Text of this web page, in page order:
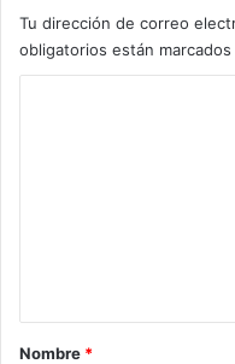
Tu dirección de correo
obligatorios están marcados
rNombre *